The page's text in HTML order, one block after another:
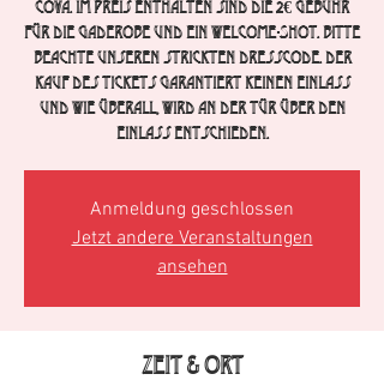
Cova. im Preis enthalten sind die 2€ Gebühr
für die Gaderobe und ein Welcome-Shot. Bitte
beachte unseren strickten Dresscode. Der
Kauf des Tickets garantiert keinen Einlass
und wie überall, wird an der Tür über den
Einlass entschieden.
Anmeldung geschlossen
Jetzt andere Veranstaltungen
ansehen
Zeit & Ort